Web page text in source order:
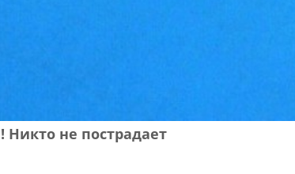
Никто не пострадает